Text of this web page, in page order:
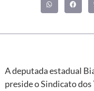
A deputada estadual
preside o Sindicato